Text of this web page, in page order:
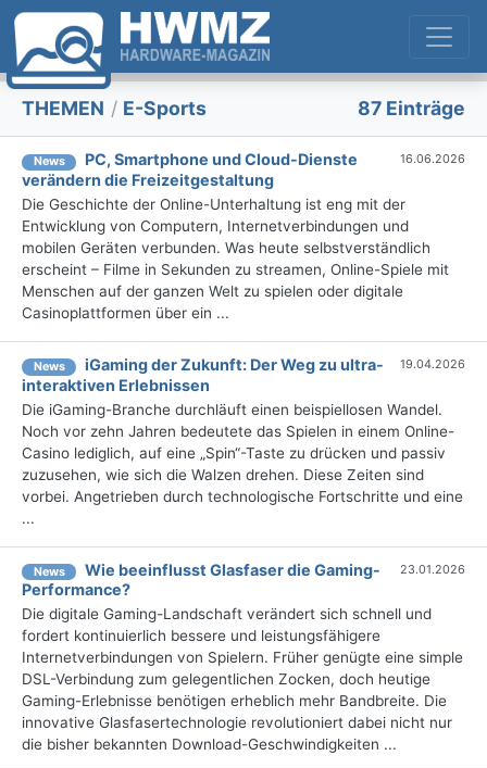
THEMEN / E-Sports 87 Einträge
News
PC, Smartphone und Cloud-Dienste
verändern die Freizeitgestaltung
16.06.2026
Die Geschichte der Online-Unterhaltung ist eng mit der
Entwicklung von Computern, Internetverbindungen und
mobilen Geräten verbunden. Was heute selbstverständlich
erscheint – Filme in Sekunden zu streamen, Online-Spiele mit
Menschen auf der ganzen Welt zu spielen oder digitale
Casinoplattformen über ein ...
News
iGaming der Zukunft: Der Weg zu ultra-
interaktiven Erlebnissen
19.04.2026
Die iGaming-Branche durchläuft einen beispiellosen Wandel.
Noch vor zehn Jahren bedeutete das Spielen in einem Online-
Casino lediglich, auf eine „Spin“-Taste zu drücken und passiv
zuzusehen, wie sich die Walzen drehen. Diese Zeiten sind
vorbei. Angetrieben durch technologische Fortschritte und eine
...
News
Wie beeinflusst Glasfaser die Gaming-
Performance?
23.01.2026
Die digitale Gaming-Landschaft verändert sich schnell und
fordert kontinuierlich bessere und leistungsfähigere
Internetverbindungen von Spielern. Früher genügte eine simple
DSL-Verbindung zum gelegentlichen Zocken, doch heutige
Gaming-Erlebnisse benötigen erheblich mehr Bandbreite. Die
innovative Glasfasertechnologie revolutioniert dabei nicht nur
die bisher bekannten Download-Geschwindigkeiten ...